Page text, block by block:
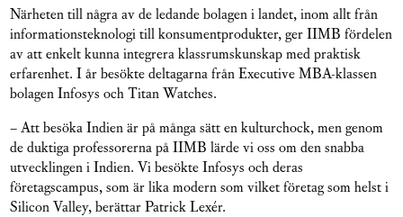
Närheten till några av de ledande bolagen i landet, inom allt från
informationsteknologi till konsumentprodukter, ger IIMB fördelen
av att enkelt kunna integrera klassrumskunskap med praktisk
erfarenhet. I år besökte deltagarna från Executive MBA-klassen
bolagen Infosys och Titan Watches.
– Att besöka Indien är på många sätt en kulturchock, men genom
de duktiga professorerna på IIMB lärde vi oss om den snabba
utvecklingen i Indien. Vi besökte Infosys och deras
företagscampus, som är lika modern som vilket företag som helst i
Silicon Valley, berättar Patrick Lexér.